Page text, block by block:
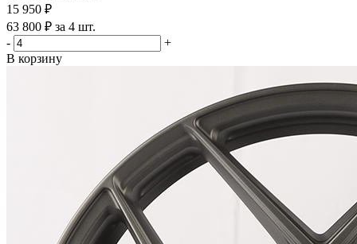
15 950 ₽
63 800 ₽ за 4 шт.
-
+
В корзину